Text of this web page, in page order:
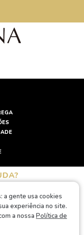
- CNPJ:
SP
a gente usa cookies
experiência no site.
a nossa Política de